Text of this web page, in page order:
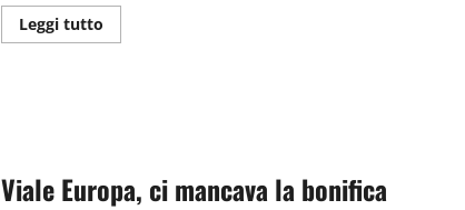
Leggi tutto
Viale Europa, ci mancava la bonifica